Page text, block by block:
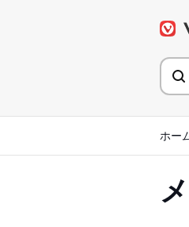
へ
ャ
ホー